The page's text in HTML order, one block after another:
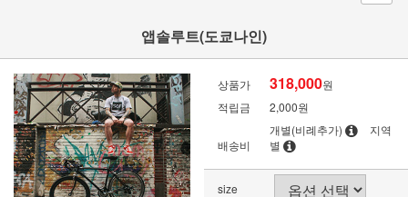
앱솔루트(도쿄나인)
상품가 318,000원
적립금
2,000원
배송비
개별(비례추가)
지역
별
size